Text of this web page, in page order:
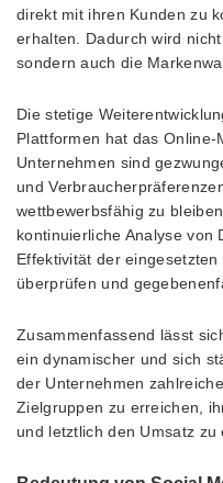
direkt mit ihren Kunden zu
erhalten. Dadurch wird
sondern auch die
Die stetige
Plattformen hat das Online-
Unternehmen sind
und
wettbewerbsfähig zu
kontinuierliche Analyse von
Effektivität der
überprüfen und
Zusammenfassend lässt
ein dynamischer und sich
der Unternehmen
Zielgruppen zu erreichen,
und letztlich den Umsatz zu